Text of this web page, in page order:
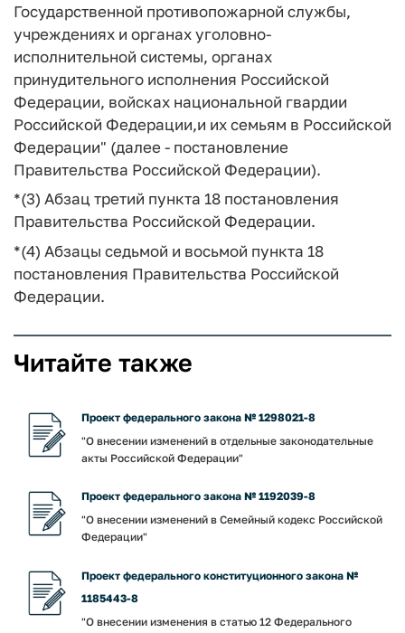
Государственной противопожарной службы,
учреждениях и органах уголовно-
исполнительной системы, органах
принудительного исполнения Российской
Федерации, войсках национальной гвардии
Российской Федерации,и их семьям в Российской
Федерации" (далее - постановление
Правительства Российской Федерации).
*(3) Абзац третий пункта 18 постановления
Правительства Российской Федерации.
*(4) Абзацы седьмой и восьмой пункта 18
постановления Правительства Российской
Федерации.
Читайте также
Проект федерального закона № 1298021-8
"О внесении изменений в отдельные законодательные
акты Российской Федерации"
Проект федерального закона № 1192039-8
"О внесении изменений в Семейный кодекс Российской
Федерации"
Проект федерального конституционного закона №
1185443-8
"О внесении изменения в статью 12 Федерального